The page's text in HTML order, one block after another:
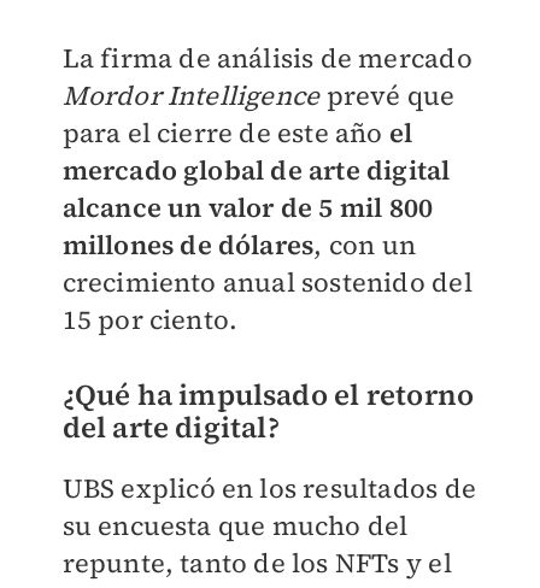
La firma de análisis de mercado
Mordor Intelligenceprevé que
para el cierre de este año el
mercado global de arte digital
alcance un valor de 5 mil 800
millones de dólares, con un
crecimiento anual sostenido del
15 por ciento.
¿Qué ha impulsado el retorno
del arte digital?
UBS explicó en los resultados de
su encuesta que mucho del
repunte, tanto de los NFTs y el